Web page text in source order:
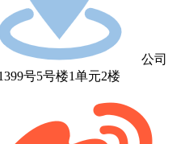
公司
号5号楼1单元2楼